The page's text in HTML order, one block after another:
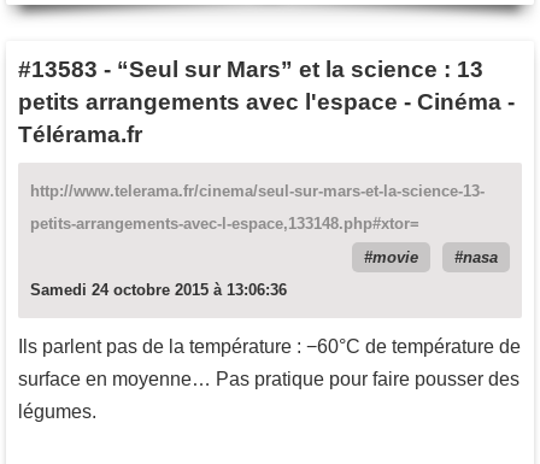
#13583 - “Seul sur Mars” et la science : 13
petits arrangements avec l'espace - Cinéma -
Télérama.fr
http://www.telerama.fr/cinema/seul-sur-mars-et-la-science-13-
petits-arrangements-avec-l-espace,133148.php#xtor=
movie
nasa
Samedi 24 octobre 2015 à 13:06:36
Ils parlent pas de la température : −60°C de température de
surface en moyenne… Pas pratique pour faire pousser des
légumes.